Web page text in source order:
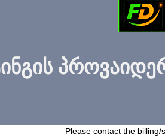
Please contact the